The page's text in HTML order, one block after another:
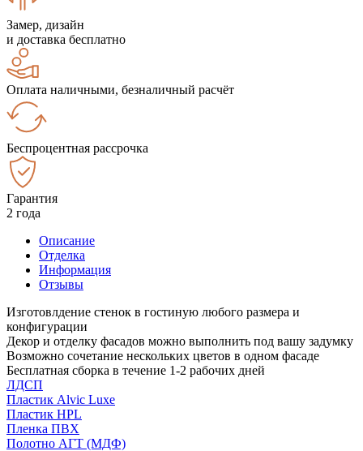
Замер, дизайн
и доставка бесплатно
Оплата наличными, безналичный расчёт
Беспроцентная рассрочка
Гарантия
2 года
Описание
Отделка
Информация
Отзывы
Изготовлдение стенок в гостиную любого размера и
конфигурации
Декор и отделку фасадов можно выполнить под вашу задумку
Возможно сочетание нескольких цветов в одном фасаде
Бесплатная сборка в течение 1-2 рабочих дней
ЛДСП
Пластик Alvic Luxe
Пластик HPL
Пленка ПВХ
Полотно АГТ (МДФ)